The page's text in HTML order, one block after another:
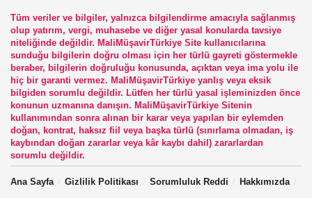
Tüm veriler ve bilgiler, yalnızca bilgilendirme amacıyla sağlanmış
olup yatırım, vergi, muhasebe ve diğer yasal konularda tavsiye
niteliğinde değildir. MaliMüşavirTürkiye Site kullanıcılarına
sunduğu bilgilerin doğru olması için her türlü gayreti göstermekle
beraber, bilgilerin doğruluğu konusunda, açıktan veya ima yolu ile
hiç bir garanti vermez. MaliMüşavirTürkiye yanlış veya eksik
bilgiden sorumlu değildir. Lütfen her türlü yasal işleminizden önce
konunun uzmanına danışın. MaliMüşavirTürkiye Sitenin
kullanımından sonra alınan bir karar veya yapılan bir eylemden
doğan, kontrat, haksız fiil veya başka türlü (sınırlama olmadan, iş
kaybından doğan zararlar veya kâr kaybı dahil) zararlardan
sorumlu değildir.
Ana Sayfa Gizlilik Politikası Sorumluluk Reddi
Hakkımızda